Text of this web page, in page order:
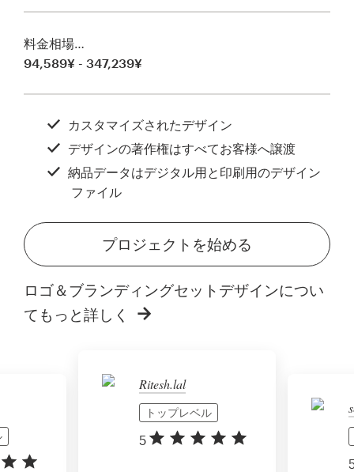
Ritesh.lal
トップレベル
5
料金相場…
94,589¥ - 347,239¥
カスタマイズされたデザイン
デザインの著作権はすべてお客様へ譲渡
納品データはデジタル用と印刷用のデザイン
ファイル
プロジェクトを始める
ロゴ＆ブランディングセットデザインについ
てもっと詳しく